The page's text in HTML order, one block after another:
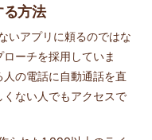
方法
いアプリに頼るのではな
ーチを採用していま
の電話に自動通話を直
ない人でもアクセスで